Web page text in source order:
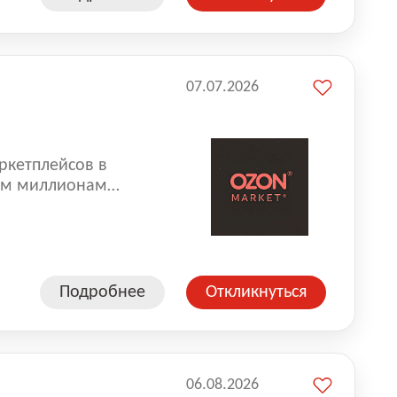
в
миллионам
сети, где
Ozon
Подробнее
07.07.2026
Откликнуться
06.08.2026